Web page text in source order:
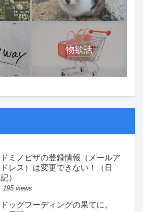
物欲話
ドミノピザの登録情報（メールア
ドレス）は変更できない！（日
記）
195 views
ドッグフーディングの果てに。